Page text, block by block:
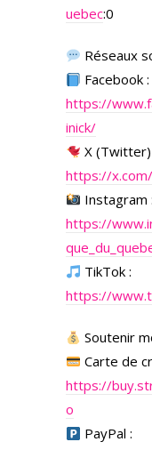
uebec:0
Réseaux
Facebook :
https://
inick/
X (Twitter)
https://
Instagram :
https://
TikTok :
https://
Soutenir
Carte de
https://
o
PayPal :